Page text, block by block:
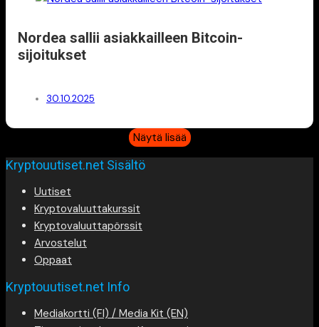
Nordea sallii asiakkailleen Bitcoin-
sijoitukset
30.10.2025
Näytä lisää
Kryptouutiset.net Sisältö
Uutiset
Kryptovaluuttakurssit
Kryptovaluuttapörssit
Arvostelut
Oppaat
Kryptouutiset.net Info
Mediakortti (FI) / Media Kit (EN)